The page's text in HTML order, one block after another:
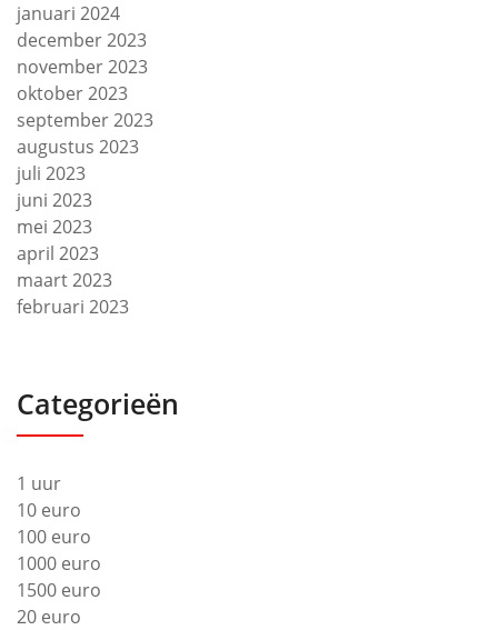
januari 2024
december 2023
november 2023
oktober 2023
september 2023
augustus 2023
juli 2023
juni 2023
mei 2023
april 2023
maart 2023
februari 2023
Categorieën
1 uur
10 euro
100 euro
1000 euro
1500 euro
20 euro